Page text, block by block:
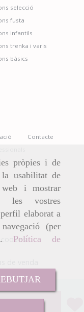
pròpies i de
usabilitat de
i mostrar
les vostres
elaborat a
(per
Política de
selecció
fusta
infantils
trenka i varis
bàsics
Contacte